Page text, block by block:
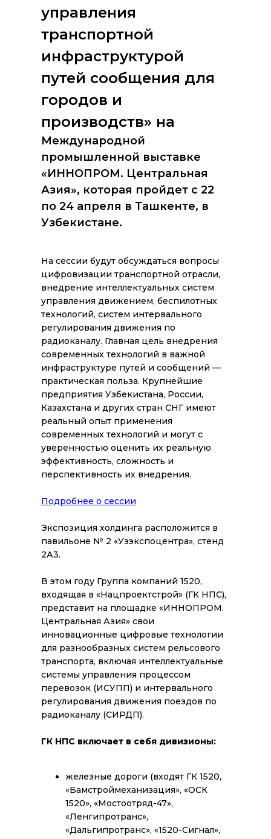
управления
транспортной
инфраструктурой
путей сообщения для
городов и
производств» на
Международной
промышленной выставке
«ИННОПРОМ. Центральная
Азия», которая пройдет с 22
по 24 апреля в Ташкенте, в
Узбекистане.
На сессии будут обсуждаться вопросы
цифровизации транспортной отрасли,
внедрение интеллектуальных систем
управления движением, беспилотных
технологий, систем интервального
регулирования движения по
радиоканалу. Главная цель внедрения
современных технологий в важной
инфраструктуре путей и сообщений —
практическая польза. Крупнейшие
предприятия Узбекистана, России,
Казахстана и других стран СНГ имеют
реальный опыт применения
современных технологий и могут с
уверенностью оценить их реальную
эффективность, сложность и
перспективность их внедрения.
Подробнее о сессии
Экспозиция холдинга расположится в
павильоне № 2 «Узэкспоцентра», стенд
2А3.
В этом году Группа компаний 1520,
входящая в «Нацпроектстрой» (ГК НПС),
представит на площадке «ИННОПРОМ.
Центральная Азия» свои
инновационные цифровые технологии
для разнообразных систем рельсового
транспорта, включая интеллектуальные
системы управления процессом
перевозок (ИСУПП) и интервального
регулирования движения поездов по
радиоканалу (СИРДП).
ГК НПС включает в себя дивизионы:
железные дороги (входят ГК 1520,
«Бамстроймеханизация», «ОСК
1520», «Мостоотряд-47»,
«Ленгипротранс»,
«Дальгипротранс», «1520-Сигнал»,